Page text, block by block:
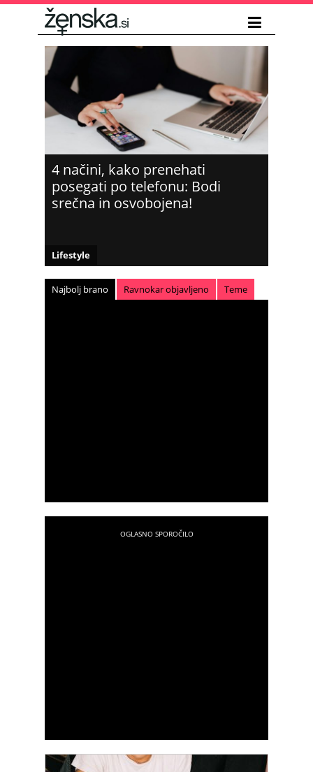
4 načini, kako prenehati
posegati po telefonu: Bodi
srečna in osvobojena!
Lifestyle
Najbolj brano Ravnokar objavljeno Teme